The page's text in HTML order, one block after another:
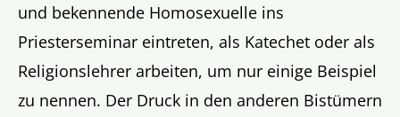
und bekennende Homosexuelle ins
Priesterseminar eintreten, als Katechet oder als
Religionslehrer arbeiten, um nur einige Beispiel
zu nennen. Der Druck in den anderen Bistümern